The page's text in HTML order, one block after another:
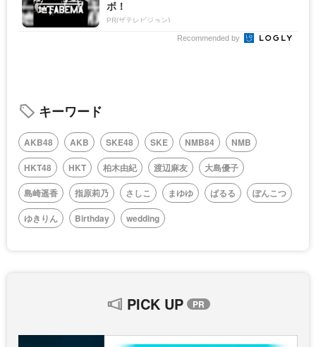
ボ！
PR(ザテレビジョン)
Recommended by
キーワード
AKB48 AKB SKE48 SKE NMB84
NMB
HKT48
HKT 柏木由紀 渡辺麻友
大島優子
島崎遥香
指原莉乃 さしこ まゆゆ ぱるる
ぽんこつ
ゆきりん
Birthday wedding
PICK UP